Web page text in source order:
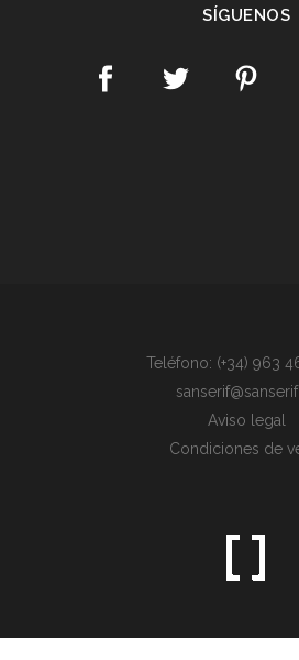
SÍGUENOS
Teléfono: (+34) 963
Aviso legal
Condiciones de